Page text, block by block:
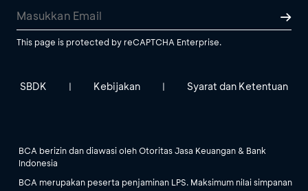
This page is protected by reCAPTCHA Enterprise.
SBDK | Kebijakan | Syarat dan Ketentuan
BCA berizin dan diawasi oleh Otoritas Jasa Keuangan & Bank
Indonesia
BCA merupakan peserta penjaminan LPS. Maksimum nilai simpanan